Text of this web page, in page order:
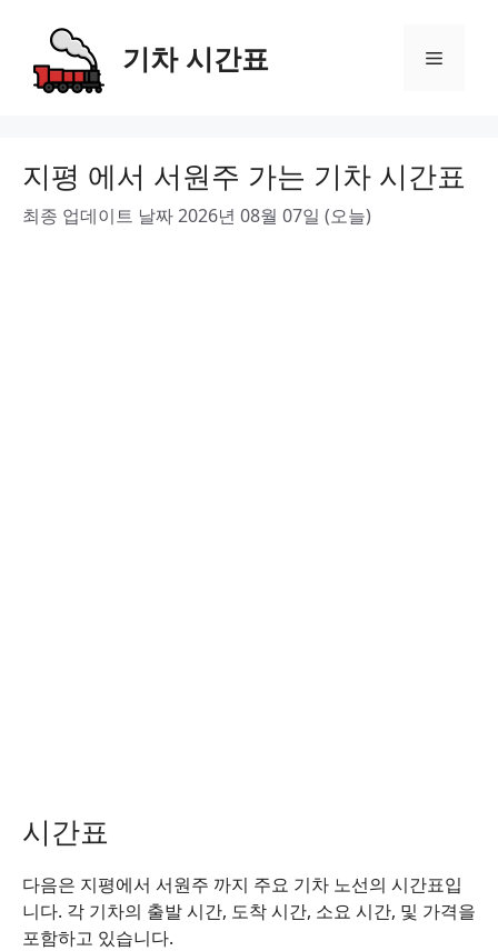
content
기차 시간표 Menu
지평 에서 서원주 가는 기차 시간표
최종 업데이트 날짜 2026년 08월 07일 (오늘)
시간표
다음은 지평에서 서원주 까지 주요 기차 노선의 시간표입
니다. 각 기차의 출발 시간, 도착 시간, 소요 시간, 및 가격을
포함하고 있습니다.